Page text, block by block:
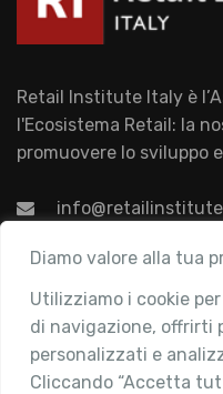
Diamo valore alla tua
Utilizziamo i cookie
di navigazione, offrirti
personalizzati e
Cliccando “Accetta
Retail Institute Italy è
l'Ecosistema Retail: la
promuovere lo sviluppo
Associazione
Chi siamo
Attività
Contatti